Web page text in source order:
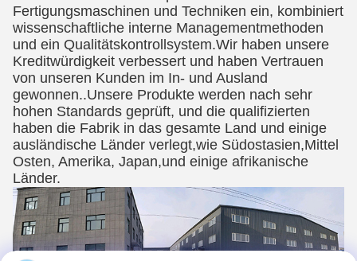
Fertigungsmaschinen und Techniken ein, kombiniert
wissenschaftliche interne Managementmethoden
und ein Qualitätskontrollsystem.Wir haben unsere
Kreditwürdigkeit verbessert und haben Vertrauen
von unseren Kunden im In- und Ausland
gewonnen..Unsere Produkte werden nach sehr
hohen Standards geprüft, und die qualifizierten
haben die Fabrik in das gesamte Land und einige
ausländische Länder verlegt,wie Südostasien,Mittel
Osten, Amerika, Japan,und einige afrikanische
Länder.